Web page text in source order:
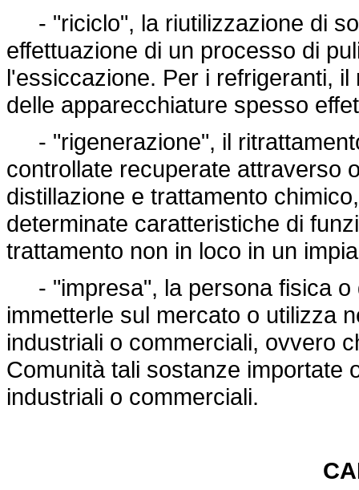
- "riciclo", la riutilizzazione di
effettuazione di un processo di
l'essiccazione. Per i refrigeranti,
delle apparecchiature spesso
- "rigenerazione", il
controllate recuperate attraverso
distillazione e trattamento
determinate caratteristiche di
trattamento non in loco in un
- "impresa", la persona fisica o
immetterle sul mercato o utilizza
industriali o commerciali, ovvero
Comunità tali sostanze importate
industriali o commerciali.